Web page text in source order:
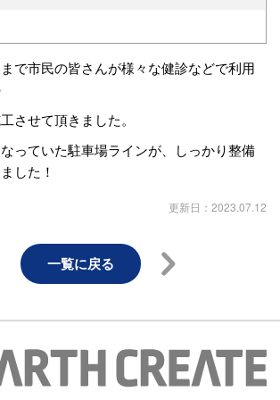
で市民の皆さんが様々な健診などで利用
させて頂きました。
っていた駐車場ラインが、しっかり整備
した！
更新日：2023.07.12
一覧に戻る